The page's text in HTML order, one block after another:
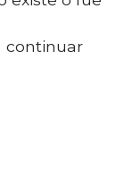
continuar